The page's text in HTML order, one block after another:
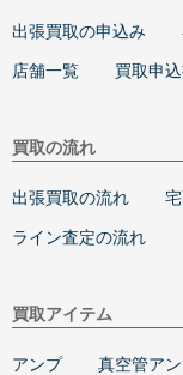
出張買取の申込み
店舗一覧 買取申
買取の流れ
出張買取の流れ
ライン査定の流れ
買取アイテム
アンプ 真空管ア